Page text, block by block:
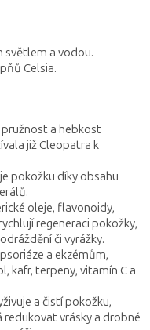
světlem a vodou.
Celsia.
a hebkost
již Cleopatra k
pokožku díky obsahu
oleje, flavonoidy,
regeneraci pokožky,
či vyrážky.
a ekzémům,
kafr, terpeny, vitamín C a
a čistí pokožku,
vrásky a drobné